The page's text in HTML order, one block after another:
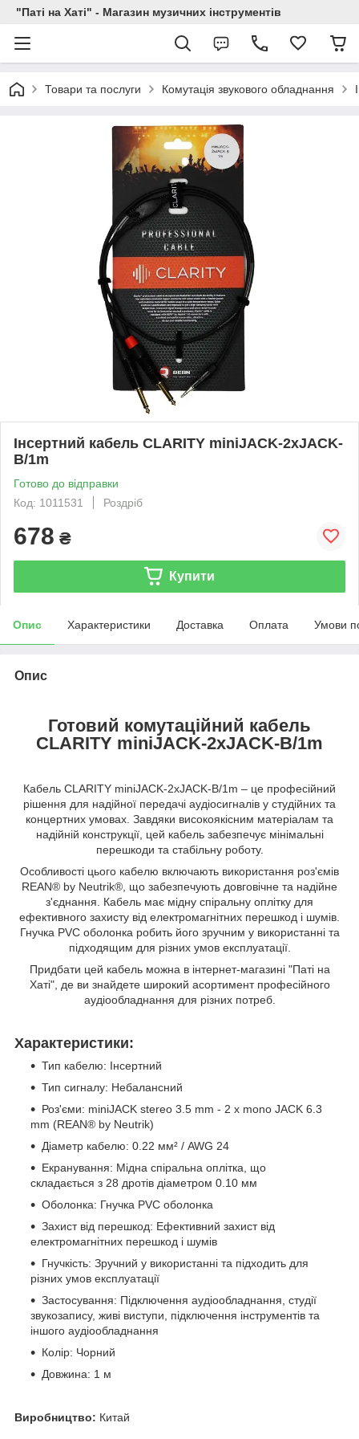
"Паті на Хаті" - Магазин музичних інструментів
Товари та послуги Комутація звукового обладнання
Інсертний кабель CLARITY miniJACK-2xJACK-
B/1m
Готово до відправки
Код: 1011531
Роздріб
678 ₴
Купити
Опис Характеристики Доставка Оплата Умови
Опис
Готовий комутаційний кабель
CLARITY miniJACK-2xJACK-B/1m
Кабель CLARITY miniJACK-2xJACK-B/1m – це професійний
рішення для надійної передачі аудіосигналів у студійних та
концертних умовах. Завдяки високоякісним матеріалам та
надійній конструкції, цей кабель забезпечує мінімальні
перешкоди та стабільну роботу.
Особливості цього кабелю включають використання роз'ємів
REAN® by Neutrik®, що забезпечують довговічне та надійне
з'єднання. Кабель має мідну спіральну оплітку для
ефективного захисту від електромагнітних перешкод і шумів.
Гнучка PVC оболонка робить його зручним у використанні та
підходящим для різних умов експлуатації.
Придбати цей кабель можна в інтернет-магазині "Паті на
Хаті", де ви знайдете широкий асортимент професійного
аудіообладнання для різних потреб.
Характеристики:
Тип кабелю: Інсертний
Тип сигналу: Небалансний
Роз'єми: miniJACK stereo 3.5 mm - 2 x mono JACK 6.3
mm (REAN® by Neutrik)
Діаметр кабелю: 0.22 мм² / AWG 24
Екранування: Мідна спіральна оплітка, що
складається з 28 дротів діаметром 0.10 мм
Оболонка: Гнучка PVC оболонка
Захист від перешкод: Ефективний захист від
електромагнітних перешкод і шумів
Гнучкість: Зручний у використанні та підходить для
різних умов експлуатації
Застосування: Підключення аудіообладнання, студії
звукозапису, живі виступи, підключення інструментів та
іншого аудіообладнання
Колір: Чорний
Довжина: 1 м
Виробництво: Китай